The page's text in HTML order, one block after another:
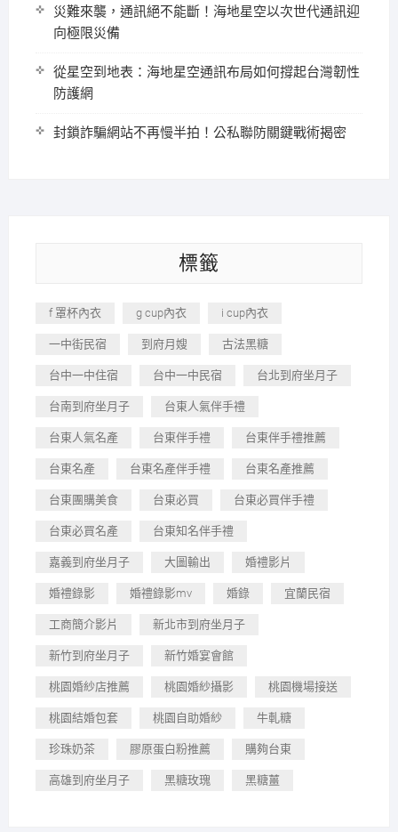
災難來襲，通訊絕不能斷！海地星空以次世代通訊迎
向極限災備
從星空到地表：海地星空通訊布局如何撐起台灣韌性
防護網
封鎖詐騙網站不再慢半拍！公私聯防關鍵戰術揭密
標籤
f 罩杯內衣 g cup內衣 i cup內衣
一中街民宿 到府月嫂 古法黑糖
台中一中住宿 台中一中民宿 台北到府坐月子
台南到府坐月子 台東人氣伴手禮
台東人氣名產 台東伴手禮 台東伴手禮推薦
台東名產 台東名產伴手禮 台東名產推薦
台東團購美食 台東必買 台東必買伴手禮
台東必買名產 台東知名伴手禮
嘉義到府坐月子 大圖輸出 婚禮影片
婚禮錄影 婚禮錄影mv 婚錄 宜蘭民宿
工商簡介影片 新北市到府坐月子
新竹到府坐月子 新竹婚宴會館
桃園婚紗店推薦 桃園婚紗攝影 桃園機場接送
桃園結婚包套 桃園自助婚紗 牛軋糖
珍珠奶茶 膠原蛋白粉推薦 購夠台東
高雄到府坐月子 黑糖玫瑰 黑糖薑